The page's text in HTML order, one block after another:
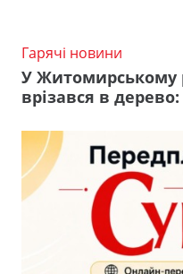
Гарячі новини
У Житомирському
врізався в